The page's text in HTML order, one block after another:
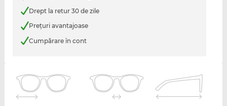
Drept la retur 30 de zile
Preţuri avantajoase
Cumpărare în cont